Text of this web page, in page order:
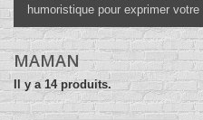
humoristique pour exprimer
MAMAN
Il y a 14 produits.